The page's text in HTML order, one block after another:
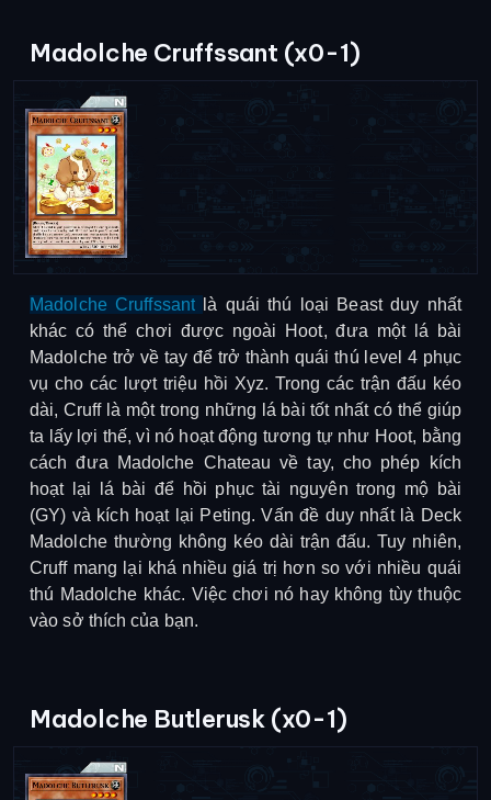
Madolche Cruffssant (x0-1)
Madolche Cruffssant
là quái thú loại Beast duy nhất
khác có thể chơi được ngoài Hoot, đưa một lá bài
Madolche trở về tay để trở thành quái thú level 4 phục
vụ cho các lượt triệu hồi Xyz. Trong các trận đấu kéo
dài, Cruff là một trong những lá bài tốt nhất có thể giúp
ta lấy lợi thế, vì nó hoạt động tương tự như Hoot, bằng
cách đưa Madolche Chateau về tay, cho phép kích
hoạt lại lá bài để hồi phục tài nguyên trong mộ bài
(GY) và kích hoạt lại Peting. Vấn đề duy nhất là Deck
Madolche thường không kéo dài trận đấu. Tuy nhiên,
Cruff mang lại khá nhiều giá trị hơn so với nhiều quái
thú Madolche khác. Việc chơi nó hay không tùy thuộc
vào sở thích của bạn.
Madolche Butlerusk (x0-1)